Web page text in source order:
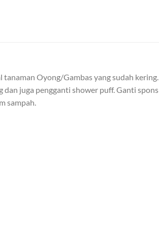
Oyong/Gambas yang sudah kering.
juga pengganti shower puff. Ganti spons
sampah.